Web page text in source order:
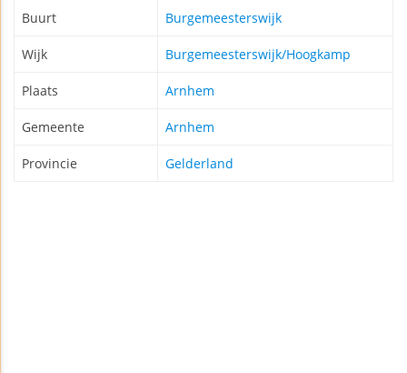
Buurt Burgemeesterswijk
Wijk Burgemeesterswijk/Hoogkamp
Plaats Arnhem
Gemeente Arnhem
Provincie Gelderland